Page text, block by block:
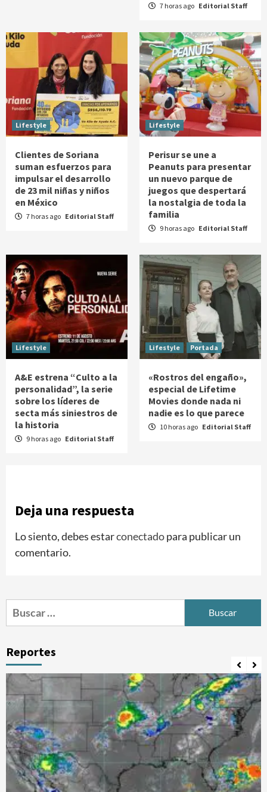
7 horas ago Editorial Staff
Lifestyle
Clientes de Soriana
suman esfuerzos para
impulsar el desarrollo
de 23 mil niñas y niños
en México
7 horas ago Editorial Staff
Lifestyle
Perisur se une a
Peanuts para presentar
un nuevo parque de
juegos que despertará
la nostalgia de toda la
familia
9 horas ago Editorial Staff
Lifestyle
A&E estrena “Culto a la
personalidad”, la serie
sobre los líderes de
secta más siniestros de
la historia
9 horas ago Editorial Staff
Lifestyle Portada
«Rostros del engaño»,
especial de Lifetime
Movies donde nada ni
nadie es lo que parece
10 horas ago Editorial Staff
Deja una respuesta
Lo siento, debes estarconectadopara publicar un
comentario.
Buscar:
Reportes